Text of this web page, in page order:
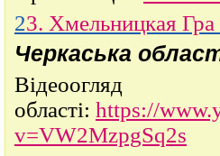
23. Хмельницкая Гра
Черкаська
Відеоогляд
області: https://
v=VW2MzpgSq2s